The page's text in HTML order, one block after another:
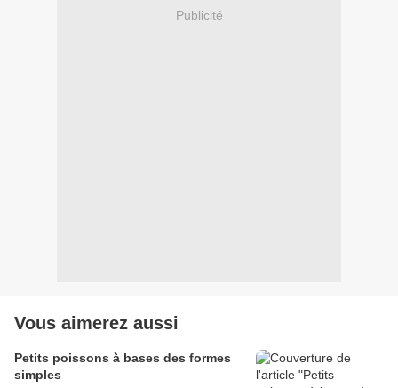
Publicité
Vous aimerez aussi
Petits poissons à bases des formes
simples